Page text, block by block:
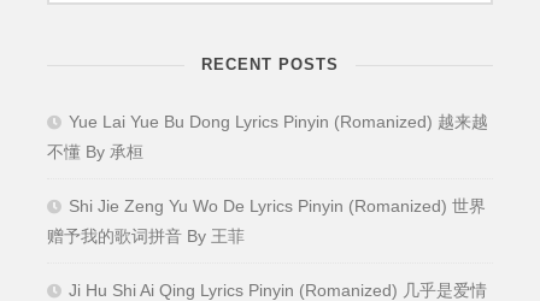
RECENT POSTS
Yue Lai Yue Bu Dong Lyrics Pinyin (Romanized) 越来越
不懂 By 承桓
Shi Jie Zeng Yu Wo De Lyrics Pinyin (Romanized) 世界
赠予我的歌词拼音 By 王菲
Ji Hu Shi Ai Qing Lyrics Pinyin (Romanized) 几乎是爱情